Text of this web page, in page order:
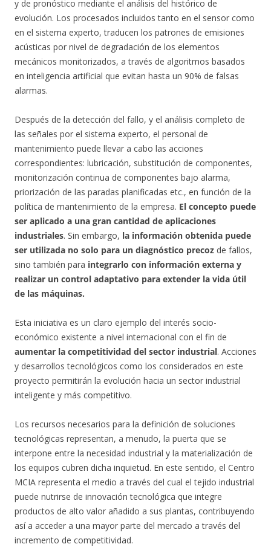
y de pronóstico mediante el análisis del histórico de
evolución. Los procesados incluidos tanto en el sensor como
en el sistema experto, traducen los patrones de emisiones
acústicas por nivel de degradación de los elementos
mecánicos monitorizados, a través de algoritmos basados
en inteligencia artificial que evitan hasta un 90% de falsas
alarmas.
Después de la detección del fallo, y el análisis completo de
las señales por el sistema experto, el personal de
mantenimiento puede llevar a cabo las acciones
correspondientes: lubricación, substitución de componentes,
monitorización continua de componentes bajo alarma,
priorización de las paradas planificadas etc., en función de la
política de mantenimiento de la empresa. El concepto puede
ser aplicado a una gran cantidad de aplicaciones
industriales. Sin embargo, la información obtenida puede
ser utilizada no solo para un diagnóstico precoz de fallos,
sino también para integrarlo con información externa y
realizar un control adaptativo para extender la vida útil
de las máquinas.
Esta iniciativa es un claro ejemplo del interés socio-
económico existente a nivel internacional con el fin de
aumentar la competitividad del sector industrial. Acciones
y desarrollos tecnológicos como los considerados en este
proyecto permitirán la evolución hacia un sector industrial
inteligente y más competitivo.
Los recursos necesarios para la definición de soluciones
tecnológicas representan, a menudo, la puerta que se
interpone entre la necesidad industrial y la materialización de
los equipos cubren dicha inquietud. En este sentido, el Centro
MCIA representa el medio a través del cual el tejido industrial
puede nutrirse de innovación tecnológica que integre
productos de alto valor añadido a sus plantas, contribuyendo
así a acceder a una mayor parte del mercado a través del
incremento de competitividad.